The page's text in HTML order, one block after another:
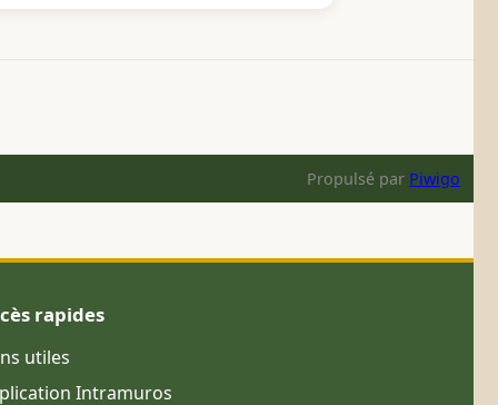
Propulsé par Piwigo
rapides
utiles
Intramuros